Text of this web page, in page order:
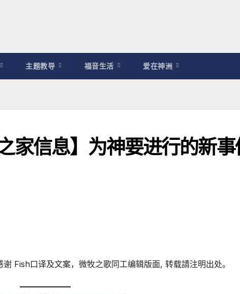
主题教导 福音生活 爱在神洲
家信息】为神要进行的新事
Fish口译及文案，微牧之歌同工编辑版面, 转载請注明出处。